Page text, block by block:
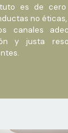
es de
no
canales
y justa